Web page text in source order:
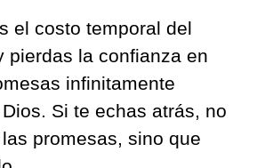
el costo temporal del
pierdas la confianza en
infinitamente
Si te echas atrás, no
promesas, sino que